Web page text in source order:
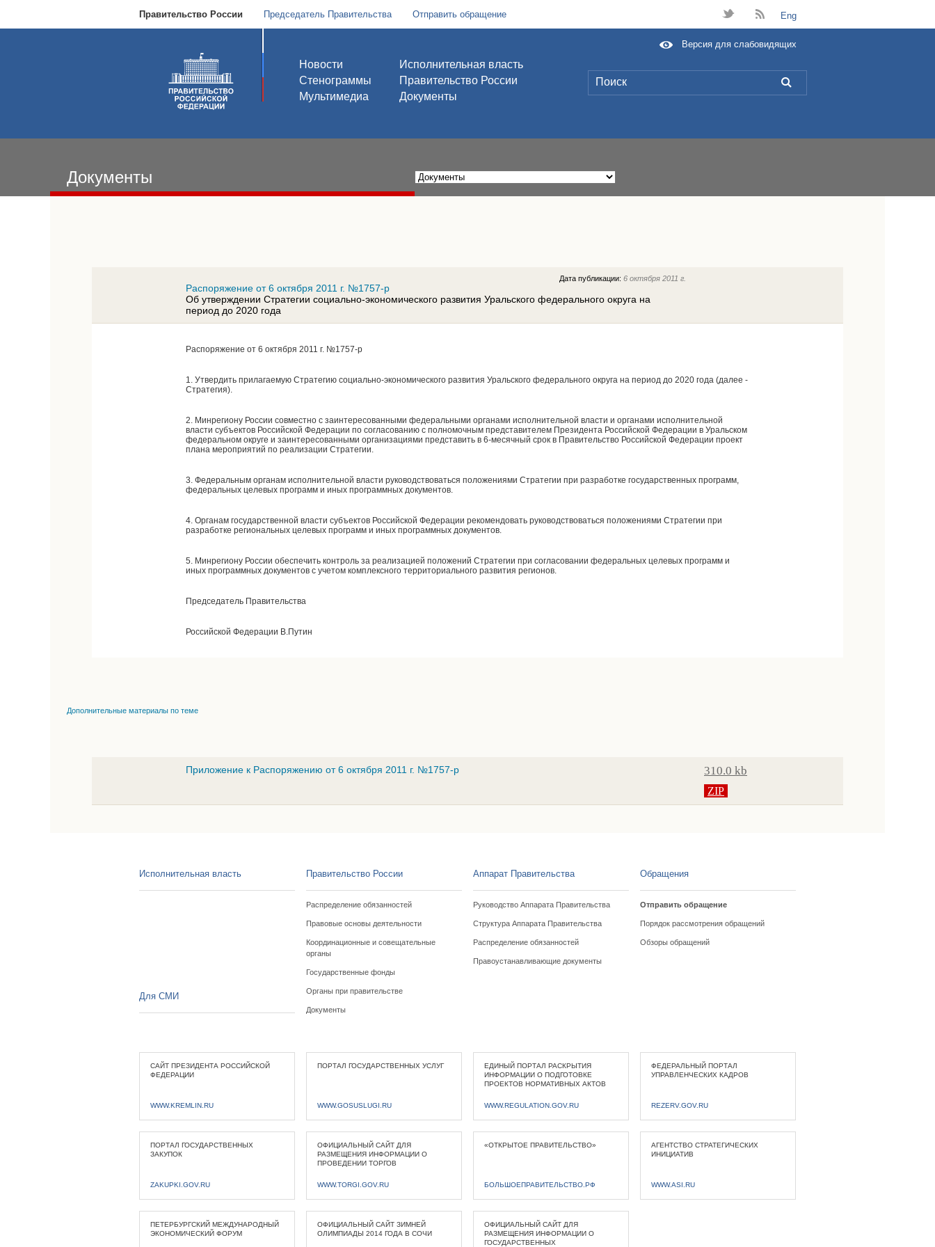
Правительство России Председатель Правительства Отправить обращение t B Eng
Новости
Стенограммы
Мультимедиа
Исполнительная власть
Правительство России
Документы
L
Версия для слабовидящих
Документы
Дата публикации:6 октября 2011 г.
Распоряжение от 6 октября 2011 г. №1757-р
Об утверждении Стратегии социально-экономического развития Уральского федерального округа на
период до 2020 года
Распоряжение от 6 октября 2011 г. №1757-р
1. Утвердить прилагаемую Стратегию социально-экономического развития Уральского федерального округа на период до 2020 года (далее -
Стратегия).
2. Минрегиону России совместно с заинтересованными федеральными органами исполнительной власти и органами исполнительной
власти субъектов Российской Федерации по согласованию с полномочным представителем Президента Российской Федерации в Уральском
федеральном округе и заинтересованными организациями представить в 6-месячный срок в Правительство Российской Федерации проект
плана мероприятий по реализации Стратегии.
3. Федеральным органам исполнительной власти руководствоваться положениями Стратегии при разработке государственных программ,
федеральных целевых программ и иных программных документов.
4. Органам государственной власти субъектов Российской Федерации рекомендовать руководствоваться положениями Стратегии при
разработке региональных целевых программ и иных программных документов.
5. Минрегиону России обеспечить контроль за реализацией положений Стратегии при согласовании федеральных целевых программ и
иных программных документов с учетом комплексного территориального развития регионов.
Председатель Правительства
Российской Федерации В.Путин
Дополнительные материалы по теме
Приложение к Распоряжению от 6 октября 2011 г. №1757-р 310.0 kb
ZIP
Исполнительная власть Правительство России
Распределение обязанностей
Правовые основы деятельности
Координационные и совещательные
органы
Государственные фонды
Органы при правительстве
Документы
Аппарат Правительства
Руководство Аппарата Правительства
Структура Аппарата Правительства
Распределение обязанностей
Правоустанавливающие документы
Обращения
Отправить обращение
Порядок рассмотрения обращений
Обзоры обращений
Для СМИ
САЙТ ПРЕЗИДЕНТА РОССИЙСКОЙ
ФЕДЕРАЦИИ
WWW.KREMLIN.RU
ПОРТАЛ ГОСУДАРСТВЕННЫХ УСЛУГ
WWW.GOSUSLUGI.RU
ЕДИНЫЙ ПОРТАЛ РАСКРЫТИЯ
ИНФОРМАЦИИ О ПОДГОТОВКЕ
ПРОЕКТОВ НОРМАТИВНЫХ АКТОВ
WWW.REGULATION.GOV.RU
ФЕДЕРАЛЬНЫЙ ПОРТАЛ
УПРАВЛЕНЧЕСКИХ КАДРОВ
REZERV.GOV.RU
ПОРТАЛ ГОСУДАРСТВЕННЫХ
ЗАКУПОК
ZAKUPKI.GOV.RU
ОФИЦИАЛЬНЫЙ САЙТ ДЛЯ
РАЗМЕЩЕНИЯ ИНФОРМАЦИИ О
ПРОВЕДЕНИИ ТОРГОВ
WWW.TORGI.GOV.RU
«ОТКРЫТОЕ ПРАВИТЕЛЬСТВО»
БОЛЬШОЕПРАВИТЕЛЬСТВО.РФ
АГЕНТСТВО СТРАТЕГИЧЕСКИХ
ИНИЦИАТИВ
WWW.ASI.RU
ПЕТЕРБУРГСКИЙ МЕЖДУНАРОДНЫЙ
ЭКОНОМИЧЕСКИЙ ФОРУМ
ОФИЦИАЛЬНЫЙ САЙТ ЗИМНЕЙ
ОЛИМПИАДЫ 2014 ГОДА В СОЧИ
ОФИЦИАЛЬНЫЙ САЙТ ДЛЯ
РАЗМЕЩЕНИЯ ИНФОРМАЦИИ О
ГОСУДАРСТВЕННЫХ